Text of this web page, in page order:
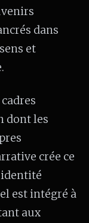
dans
et
dont les
crée ce
identité
est intégré à
aux